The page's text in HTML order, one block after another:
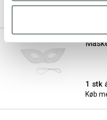
1 stk
1 stk
Køb